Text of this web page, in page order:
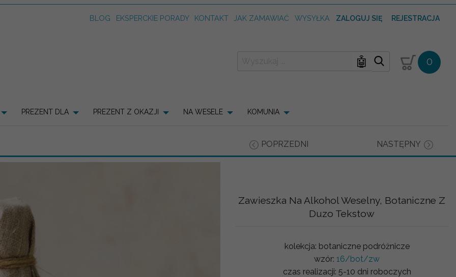
BLOG EKSPERCKIE PORADY KONTAKT JAK ZAMAWIAĆ WYSYŁKA ZALOGUJ SIĘ REJESTRACJA
🤖 0
PREZENT DLA PREZENT Z OKAZJI NA WESELE KOMUNIA
POPRZEDNI NASTĘPNY
Zawieszka Na Alkohol Weselny, Botaniczne Z
Duzo Tekstow
kolekcja: botaniczne podróżnicze
wzór:16/bot/zw
czas realizacji: 5-10 dni roboczych